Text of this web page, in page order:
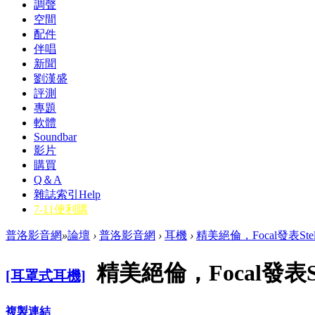
調聲
空間
配件
伴唱
新聞
劉漢盛
評測
專題
軟體
Soundbar
影片
購買
Q＆A
雜誌索引 Help
7-11便利購
普洛影音網»論壇 › 普洛影音網 › 耳機 › 精美絕倫，Focal發表
[耳罩式耳機] 精美絕倫，Focal發表
複製連結